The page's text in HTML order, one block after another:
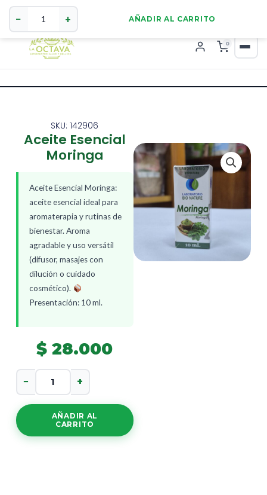
0
SKU: 142906
Aceite Esencial
Moringa
Aceite Esencial Moringa:
aceite esencial ideal para
aromaterapia y rutinas de
bienestar. Aroma
agradable y uso versátil
(difusor, masajes con
dilución o cuidado
cosmético).
Presentación: 10 ml.
$ 28.000
Aceite
Moringa
cantidad
− +
AÑADIR AL
CARRITO
Aceite
Esencial
Moringa
cantidad
− + AÑADIR AL CARRITO